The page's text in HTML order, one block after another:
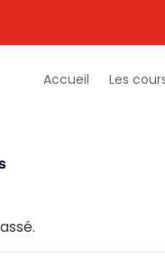
Accueil Les